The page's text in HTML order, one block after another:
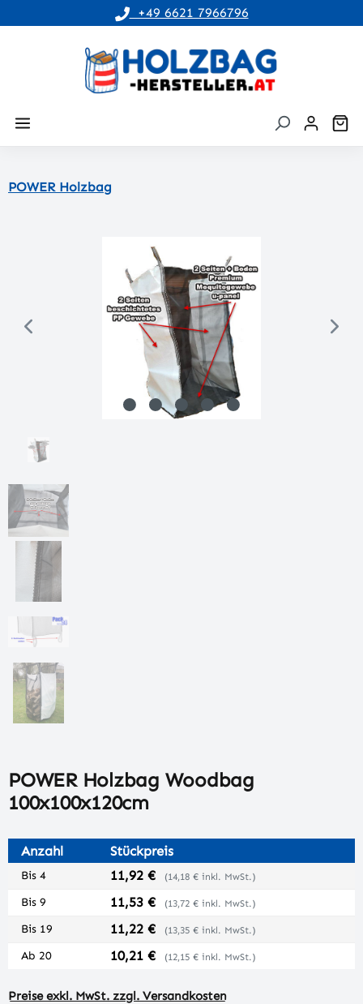
+49 6621 7966796
POWER Holzbag
Bildergalerie überspringen
POWER Holzbag Woodbag
100x100x120cm
Anzahl Stückpreis
Bis 4 11,92 € (14,18 € inkl. MwSt.)
Bis 9 11,53 € (13,72 € inkl. MwSt.)
Bis 19 11,22 € (13,35 € inkl. MwSt.)
Ab 20 10,21 € (12,15 € inkl. MwSt.)
Preise exkl. MwSt. zzgl. Versandkosten